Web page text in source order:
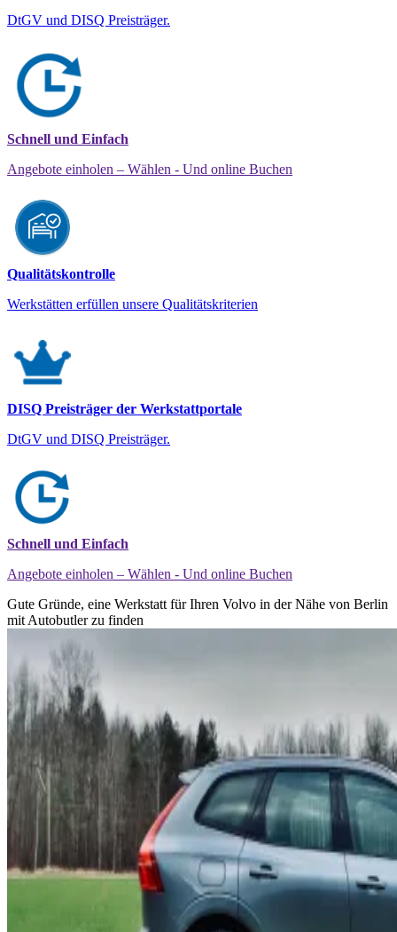
DtGV und DISQ Preisträger.
Schnell und Einfach
Angebote einholen – Wählen - Und online Buchen
Qualitätskontrolle
Werkstätten erfüllen unsere Qualitätskriterien
DISQ Preisträger der Werkstattportale
DtGV und DISQ Preisträger.
Schnell und Einfach
Angebote einholen – Wählen - Und online Buchen
Gute Gründe, eine Werkstatt für Ihren Volvo in der Nähe von Berlin
mit Autobutler zu finden